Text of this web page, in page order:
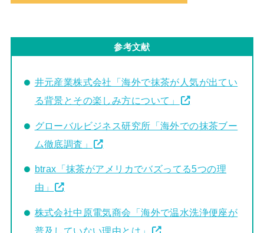
参考文献
井元産業株式会社「海外で抹茶が人気が出てい
る背景とその楽しみ方について」
グローバルビジネス研究所「海外での抹茶ブー
ム徹底調査」
btrax「抹茶がアメリカでバズってる5つの理
由」
株式会社中原電気商会「海外で温水洗浄便座が
普及していない理由とは」